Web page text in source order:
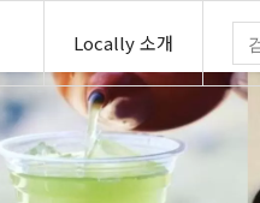
Locally 소개